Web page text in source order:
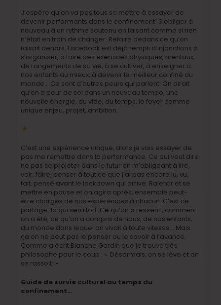
J’espère qu’on va pas tous se mettre à essayer de
devenir performants dans le confinement! S’obliger à
nouveau à un rythme soutenu en faisant comme si rien
n’était en train de changer. Refaire dedans ce qu’on
faisait dehors. Facebook est déjà rempli d’injonctions à
s’organiser, à faire des exercices physiques, mentaux,
de rangements de sa vie, à se cultiver, à enseigner à
nos enfants au mieux, à devenir le meilleur confiné du
monde… Ce sont d’autres peurs qui parlent. On dirait
qu’on a peur de soi dans un nouveau tempo, une
nouvelle énergie, du vide, du temps, le foyer comme
unique enjeu, projet, ambition.
C’est une expérience unique, alors je vais essayer de
pas me remettre dans la performance. Ce qui veut dire
ne pas se projeter dans le futur en m’obligeant à lire,
voir, faire, penser à tout ce que j’ai pas encore lu, vu,
fait, pensé avant le lockdown qui arrive. Ralentir et se
mettre en pause et on agira après, ensemble peut-
être chargés de nos expériences à chacun. C’est ce
partage-là qui sera fort. Ce qu’on a ressenti, comment
on a été, ce qu’on a compris de nous, de nos enfants,
du monde dans lequel on vivait à toute vitesse… Mais
ça on ne peut pas le penser ou le savoir à l’avance.
Comme a écrit Blanche Gardin que je trouve très
philosophe pour le coup : « Désormais, on se lève et on
se rassoit! »
Guide de survie culturel au temps du
confinement…